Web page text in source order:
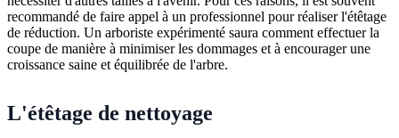
recommandé de faire appel à un professionnel pour réaliser l'étêtage
de réduction. Un arboriste expérimenté saura comment effectuer la
coupe de manière à minimiser les dommages et à encourager une
croissance saine et équilibrée de l'arbre.
L'étêtage de nettoyage